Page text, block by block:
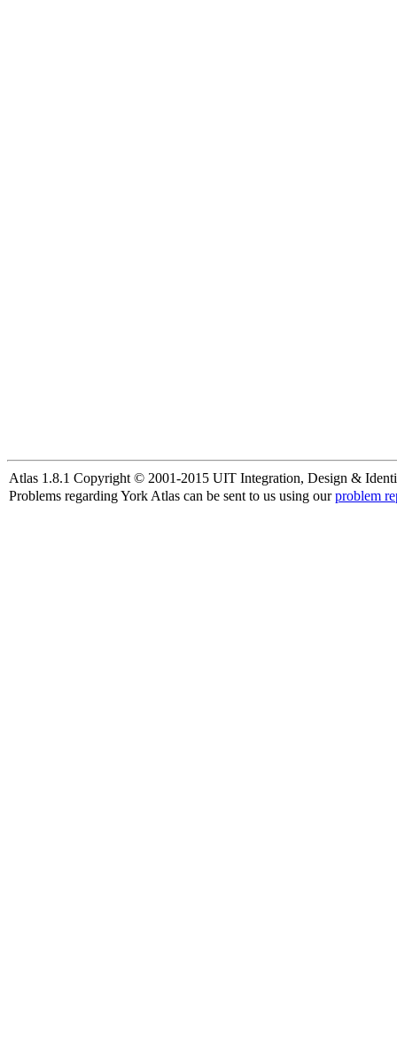
Atlas 1.8.1 Copyright © 2001-2015 UIT Integration, Design &
Problems regarding York Atlas can be sent to us using ourproblem